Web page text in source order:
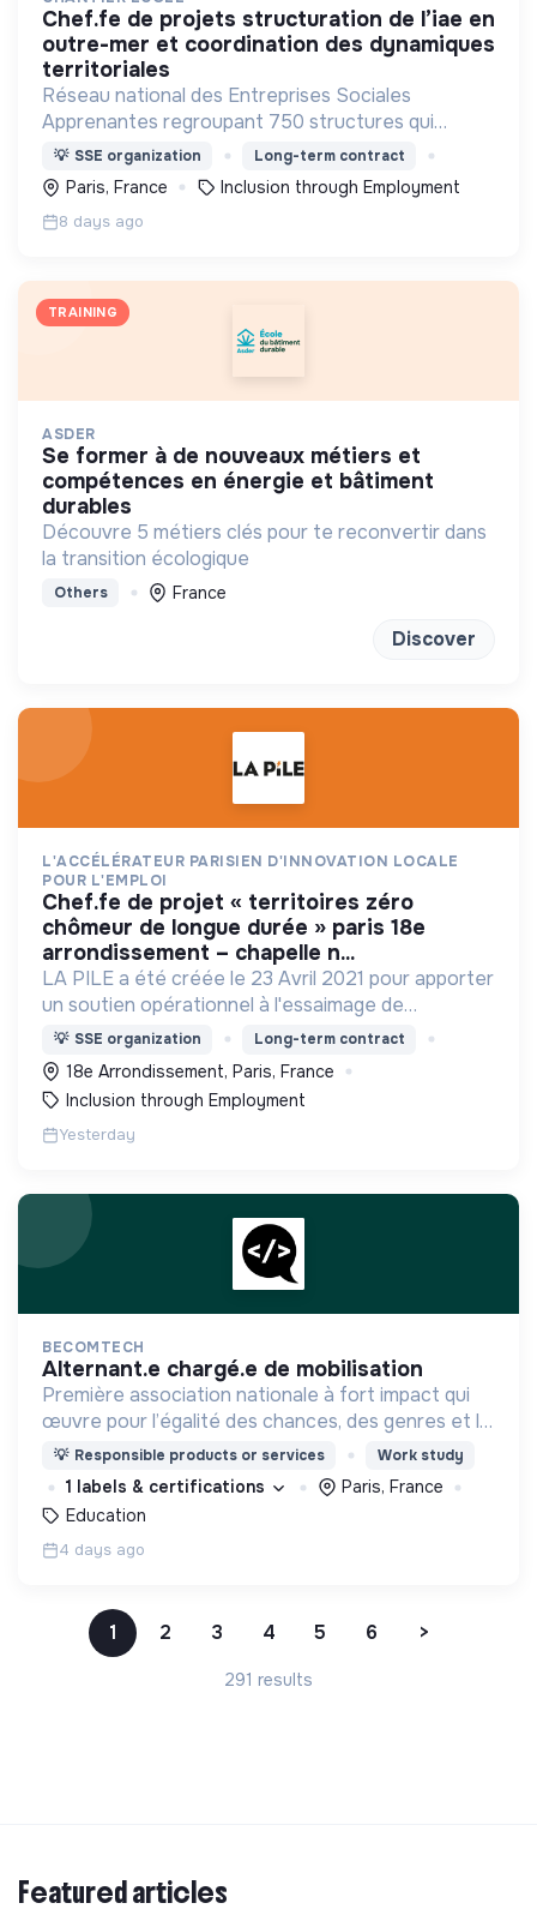
chef.fe de projets structuration de l’iae en
outre-mer et coordination des dynamiques
territoriales
Réseau national des Entreprises Sociales
Apprenantes regroupant 750 structures qui
mettent en œuvre une démarche
d'accompagnement et de formation de salariés en
parcours d’insertion.
💡 SSE organization Long-term contract
Paris, France Inclusion through Employment
8 days ago
TRAINING
ASDER
se former à de nouveaux métiers et
compétences en énergie et bâtiment
durables
Découvre 5 métiers clés pour te reconvertir dans
la transition écologique
Others France
Discover
L'ACCÉLÉRATEUR PARISIEN D'INNOVATION LOCALE
POUR L'EMPLOI
chef.fe de projet « territoires zéro
chômeur de longue durée » paris 18e
arrondissement – chapelle n...
LA PILE a été créée le 23 Avril 2021 pour apporter
un soutien opérationnel à l'essaimage de
l’expérimentation "Territoires Zéro Chômeur de
Longue Durée" à Paris
💡 SSE organization Long-term contract
18e Arrondissement, Paris, France
Inclusion through Employment
Yesterday
BECOMTECH
alternant.e chargé.e de mobilisation
Première association nationale à fort impact qui
œuvre pour l’égalité des chances, des genres et la
mixité du numérique en initiant les filles et les
femmes de 14 à 25 ans aux métiers du digital.
💡 Responsible products or services Work study
1 labels & certifications
Paris, France
Education
4 days ago
1 2 3 4 5 6 >
291 results
Featured articles